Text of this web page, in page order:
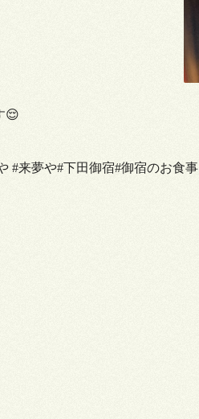
😌
#来夢や#下田御宿#御宿のお食事